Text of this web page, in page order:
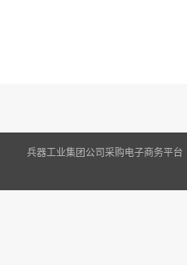
兵器工业集团公司采购电子商务平台